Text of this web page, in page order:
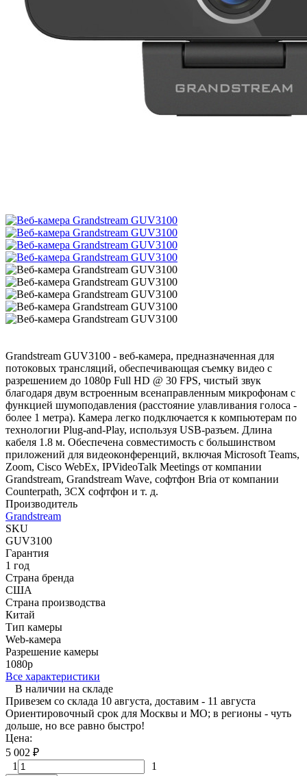
Grandstream GUV3100 - веб-камера, предназначенная для
потоковых трансляций, обеспечивающая съемку видео с
разрешением до 1080p Full HD @ 30 FPS, чистый звук
благодаря двум встроенным всенаправленным микрофонам с
функцией шумоподавления (расстояние улавливания голоса -
более 1 метра). Камера легко подключается к компьютерам по
технологии Plug-and-Play, используя USB-разъем. Длина
кабеля 1.8 м. Обеспечена совместимость с большинством
приложений для видеоконференций, включая Microsoft Teams,
Zoom, Cisco WebEx, IPVideoTalk Meetings от компании
Grandstream, Grandstream Wave, софтфон Bria от компании
Counterpath, 3CX софтфон и т. д.
Производитель
Grandstream
SKU
GUV3100
Гарантия
1 год
Страна бренда
США
Страна производства
Китай
Тип камеры
Web-камера
Разрешение камеры
1080p
Все характеристики
В наличии на складе
Привезем со склада 10 августа, доставим - 11 августа
Ориентировочный срок для Москвы и МО; в регионы - чуть
дольше, но все равно быстро!
Цена:
5 002 ₽
1
1